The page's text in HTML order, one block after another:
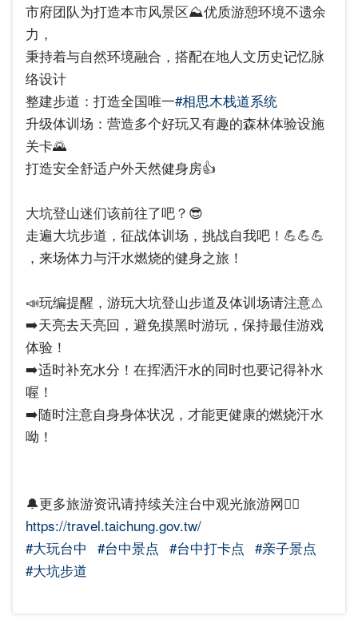
市府团队为打造本市风景区⛰️优质游憩环境不遗余
力，
秉持着与自然环境融合，搭配在地人文历史记忆脉
络设计
整建步道：打造全国唯一#相思木栈道系统
升级体训场：营造多个好玩又有趣的森林体验设施
关卡🌄
打造安全舒适户外天然健身房👍
大坑登山迷们该前往了吧？😎
走遍大坑步道，征战体训场，挑战自我吧！💪💪💪
，来场体力与汗水燃烧的健身之旅！
📣玩编提醒，游玩大坑登山步道及体训场请注意⚠️
➡️天亮去天亮回，避免摸黑时游玩，保持最佳游戏
体验！
➡️适时补充水分！在挥洒汗水的同时也要记得补水
喔！
➡️随时注意自身身体状况，才能更健康的燃烧汗水
呦！
🔔更多旅游资讯请持续关注台中观光旅游网👇🏻
https://travel.taichung.gov.tw/
#大玩台中 #台中景点 #台中打卡点 #亲子景点
#大坑步道